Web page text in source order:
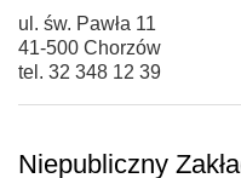
ul. św. Pawła 11
41-500 Chorzów
tel. 32 348 12 39
Niepubliczny